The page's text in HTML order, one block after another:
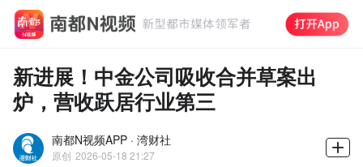
新进展！中金公司吸收合并草案出
炉，营收跃居行业第三
南都N视频APP · 湾财社
原创 2026-05-18 21:27